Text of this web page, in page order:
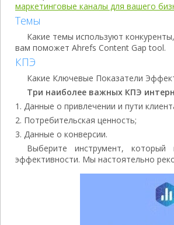
маркетинговые каналы для вашего
Темы
Какие темы используют
вам поможет Ahrefs Content Gap tool.
КПЭ
Какие Ключевые Показатели
Три наиболее важных КПЭ
Данные о привлечении и пути
Потребительская ценность;
Данные о конверсии.
Выберите инструмент,
эффективности. Мы настоятельно